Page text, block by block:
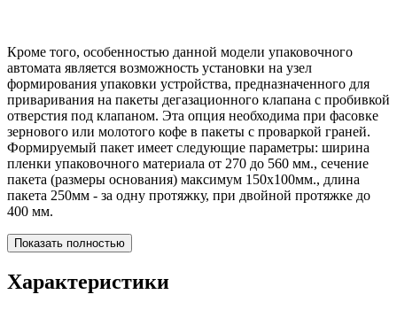
Кроме того, особенностью данной модели упаковочного
автомата является возможность установки на узел
формирования упаковки устройства, предназначенного для
приваривания на пакеты дегазационного клапана с пробивкой
отверстия под клапаном. Эта опция необходима при фасовке
зернового или молотого кофе в пакеты с проваркой граней.
Формируемый пакет имеет следующие параметры: ширина
пленки упаковочного материала от 270 до 560 мм., сечение
пакета (размеры основания) максимум 150х100мм., длина
пакета 250мм - за одну протяжку, при двойной протяжке до
400 мм.
Показать полностью
Характеристики